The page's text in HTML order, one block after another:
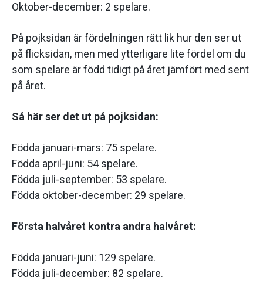
Oktober-december: 2 spelare.
På pojksidan är fördelningen rätt lik hur den ser ut
på flicksidan, men med ytterligare lite fördel om du
som spelare är född tidigt på året jämfört med sent
på året.
Så här ser det ut på pojksidan:
Födda januari-mars: 75 spelare.
Födda april-juni: 54 spelare.
Födda juli-september: 53 spelare.
Födda oktober-december: 29 spelare.
Första halvåret kontra andra halvåret:
Födda januari-juni: 129 spelare.
Födda juli-december: 82 spelare.